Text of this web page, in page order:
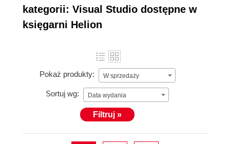
trafiłeś, bow Helion znajdziesz szeroki wybór
książek dotyczących Visual Studio
się rozwinąć. A jeśli dopiero zaczynasz swoją
się martwić, bo w naszej ofercie są też pozycje
przeznaczone dla początkujących – przekonaj się
kategorii: Visual Studio dostępne w
księgarni Helion
Pokaż produkty: W sprzedaży
Sortuj wg: Data wydania
Filtruj »